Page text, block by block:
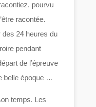
pourvu
racontée.
des 24 heures du
pendant
de l’épreuve
belle époque …
temps. Les